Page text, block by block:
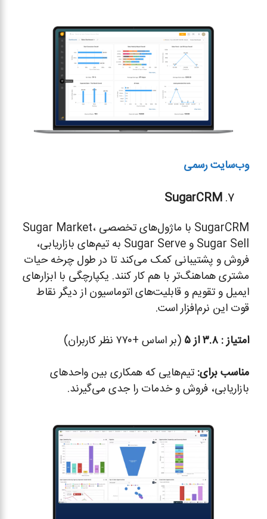
وب‌سایت رسمی
SugarCRM
SugarCRM با ماژول‌های تخصصی Sugar Market،
Sugar Sell و Sugar Serve به تیم‌های بازاریابی،
فروش و پشتیبانی کمک می‌کند تا در طول چرخه حیات
مشتری هماهنگ‌تر با هم کار کنند. یکپارچگی با ابزارهای
ایمیل و تقویم و قابلیت‌های اتوماسیون از دیگر نقاط
قوت این نرم‌افزار است.
امتیاز : ۳.۸ از ۵
(بر اساس +۷۷۰ نظر کاربران)
مناسب برای: تیم‌هایی که همکاری بین واحدهای
بازاریابی، فروش و خدمات را جدی می‌گیرند.